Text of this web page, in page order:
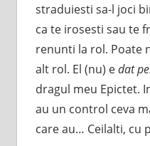
straduiesti sa-l joci
ca te irosesti sau te
renunti la rol. Poate
alt rol. El (nu) edat
dragul meu Epictet.
au un control ceva
care au… Ceilalti, cu